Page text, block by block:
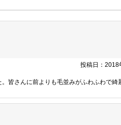
投稿日：2018
皆さんに前よりも毛並みがふわふわで綺